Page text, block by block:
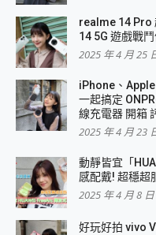
realme 14 Pro
14 5G 遊戲戰
2025 年 4 月 25
iPhone、
一起搞定
線充電器 開箱
2025 年 4 月 23
動靜皆宜「
感配戴! 超穩超
2025 年 4 月 8 日
好玩好拍 vivo